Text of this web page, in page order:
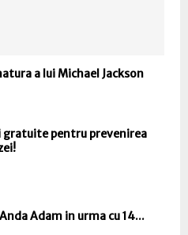
a lui Michael Jackson
pentru prevenirea
Adam in urma cu 14...